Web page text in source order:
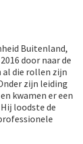
Buitenland,
door naar de
die rollen zijn
zijn leiding
kwamen er een
loodste de